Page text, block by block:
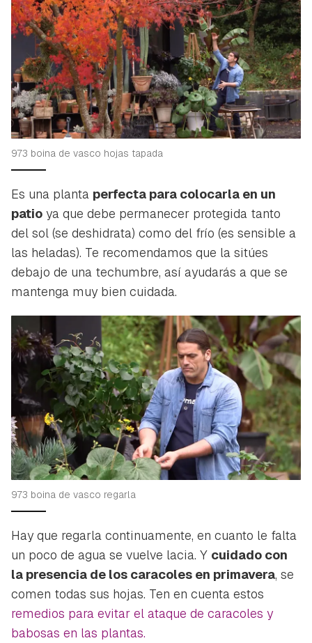
Guardar como favorito
Para poder guardar como favorito, primero has de
iniciar sesión con tu cuenta de Hogarmanía.
INICIAR SESIÓN CANCELAR
973 boina de vasco hojas tapada
Es una planta perfecta para colocarla en un
patio ya que debe permanecer protegida tanto
del sol (se deshidrata) como del frío (es sensible a
las heladas). Te recomendamos que la sitúes
debajo de una techumbre, así ayudarás a que se
mantenga muy bien cuidada.
973 boina de vasco regarla
Hay que regarla continuamente, en cuanto le falta
un poco de agua se vuelve lacia. Y cuidado con
la presencia de los caracoles en primavera, se
comen todas sus hojas. Ten en cuenta estos
remedios para evitar el ataque de caracoles y
babosas en las plantas.
Gracias por suscribirte a nuestro boletín.
ACEPTAR